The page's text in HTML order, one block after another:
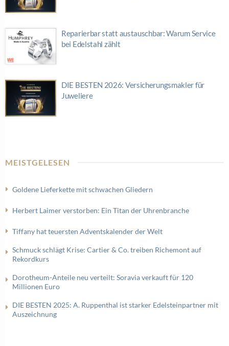
Reparierbar statt austauschbar: Warum Service
bei Edelstahl zählt
DIE BESTEN 2026: Versicherungsmakler für
Juweliere
MEISTGELESEN
Goldene Lieferkette mit schwachen Gliedern
Herbert Laimer verstorben: Ein Titan der Uhrenbranche
Tiffany hat teuersten Adventskalender der Welt
Schmuck schlägt Krise: Cartier & Co. treiben Richemont auf
Rekordkurs
Dorotheum-Anteile neu verteilt: Soravia verkauft für 120
Millionen Euro
DIE BESTEN 2025: A. Ruppenthal ist starker Edelsteinpartner mit
Auszeichnung